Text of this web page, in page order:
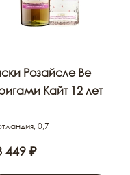
Розайсле Ве
Кайт 12 лет
0,7
449 ₽